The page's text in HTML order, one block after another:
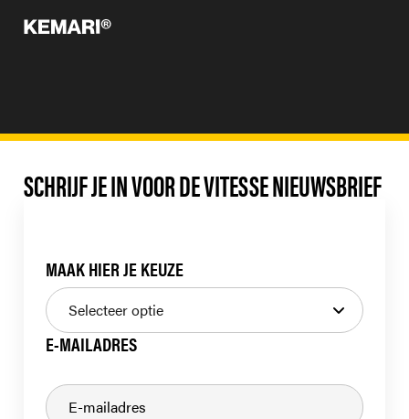
SCHRIJF JE IN VOOR DE VITESSE NIEUWSBRIEF
MAAK HIER JE KEUZE
E-MAILADRES